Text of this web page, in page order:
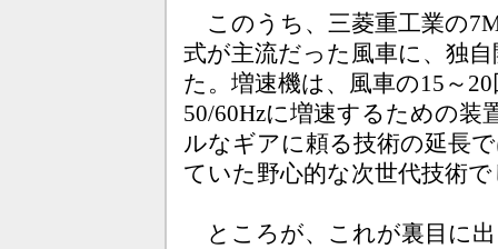
このうち、三菱重工業の
式が主流だった風車に、独
た。増速機は、風車の15～
50/60Hzに増速するための装
ルなギアに頼る技術の延長
ていた野心的な次世代技術
ところが、これが裏目に